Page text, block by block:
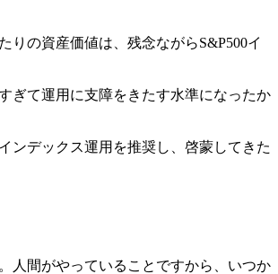
の資産価値は、残念ながらS&P500イ
ぎて運用に支障をきたす水準になったか
ンデックス運用を推奨し、啓蒙してきた
人間がやっていることですから、いつか